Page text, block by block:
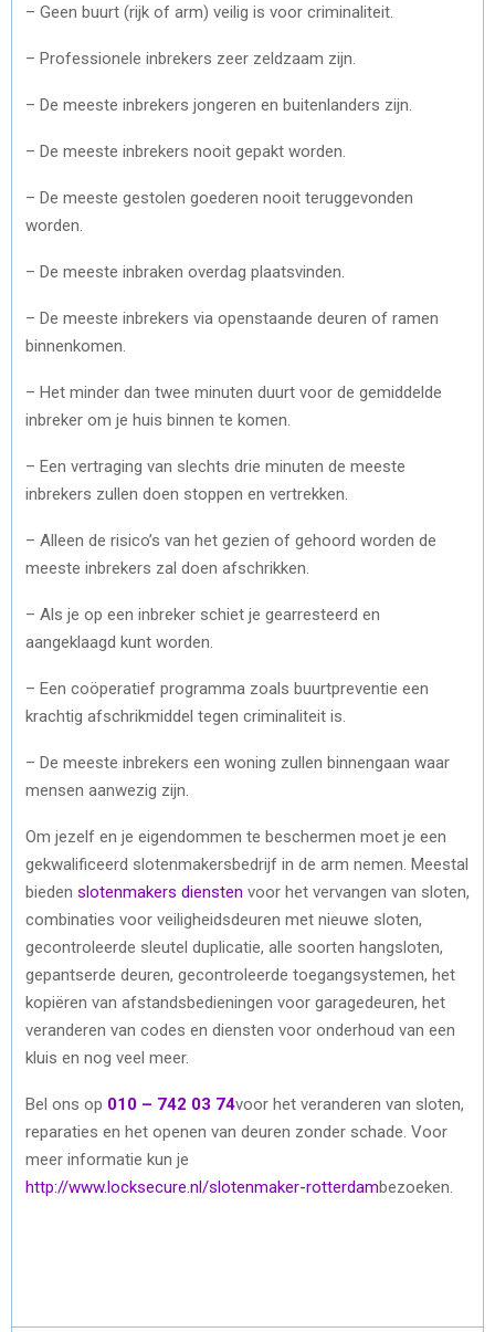
– Geen buurt (rijk of arm) veilig is voor criminaliteit.
– Professionele inbrekers zeer zeldzaam zijn.
– De meeste inbrekers jongeren en buitenlanders zijn.
– De meeste inbrekers nooit gepakt worden.
– De meeste gestolen goederen nooit teruggevonden
worden.
– De meeste inbraken overdag plaatsvinden.
– De meeste inbrekers via openstaande deuren of ramen
binnenkomen.
– Het minder dan twee minuten duurt voor de gemiddelde
inbreker om je huis binnen te komen.
– Een vertraging van slechts drie minuten de meeste
inbrekers zullen doen stoppen en vertrekken.
– Alleen de risico’s van het gezien of gehoord worden de
meeste inbrekers zal doen afschrikken.
– Als je op een inbreker schiet je gearresteerd en
aangeklaagd kunt worden.
– Een coöperatief programma zoals buurtpreventie een
krachtig afschrikmiddel tegen criminaliteit is.
– De meeste inbrekers een woning zullen binnengaan waar
mensen aanwezig zijn.
Om jezelf en je eigendommen te beschermen moet je een
gekwalificeerd slotenmakersbedrijf in de arm nemen. Meestal
bieden slotenmakers diensten voor het vervangen van sloten,
combinaties voor veiligheidsdeuren met nieuwe sloten,
gecontroleerde sleutel duplicatie, alle soorten hangsloten,
gepantserde deuren, gecontroleerde toegangsystemen, het
kopiëren van afstandsbedieningen voor garagedeuren, het
veranderen van codes en diensten voor onderhoud van een
kluis en nog veel meer.
Bel ons op 010 – 742 03 74voor het veranderen van sloten,
reparaties en het openen van deuren zonder schade. Voor
meer informatie kun je
http://www.locksecure.nl/slotenmaker-rotterdambezoeken.